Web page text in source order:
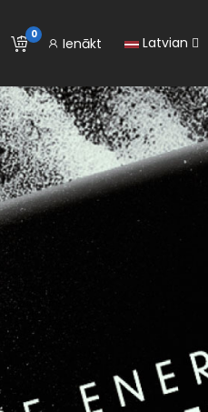
0 Ienākt Latvian